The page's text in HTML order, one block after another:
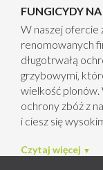
FUNGICYDY
W naszej ofercie
renomowanych
długotrwałą
grzybowymi,
wielkość
ochrony zbóż z
i ciesz się
Czytaj więcej